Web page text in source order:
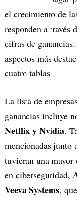
el crecimiento de
responden a través
cifras de
aspectos más
cuatro tablas.
La lista de
ganancias incluye
Netflix y Nvidia.
mencionadas junto
tuvieran una mayor
en ciberseguridad,
Veeva Systems,